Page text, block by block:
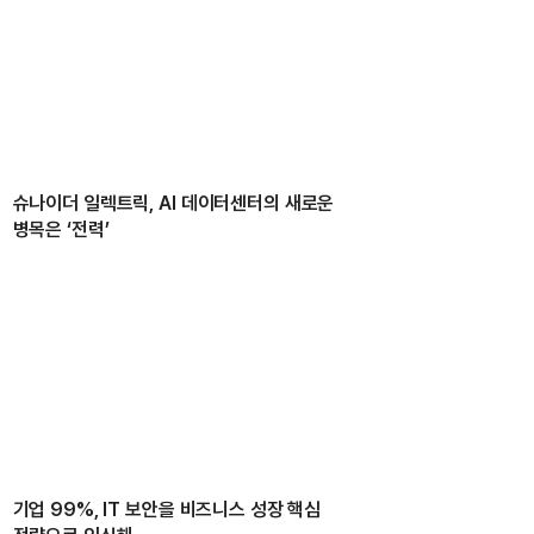
슈나이더 일렉트릭, AI 데이터센터의 새로운
병목은 ‘전력’
기업 99%, IT 보안을 비즈니스 성장 핵심